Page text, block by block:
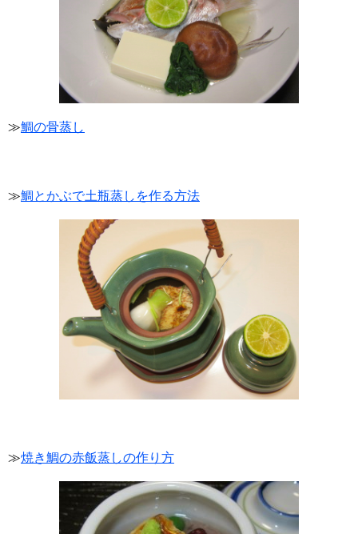
≫鯛の骨蒸し
≫鯛とかぶで土瓶蒸しを作る方法
≫焼き鯛の赤飯蒸しの作り方